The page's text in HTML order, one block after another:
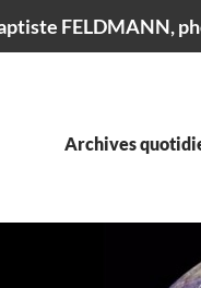
FELDMANN,
Archives